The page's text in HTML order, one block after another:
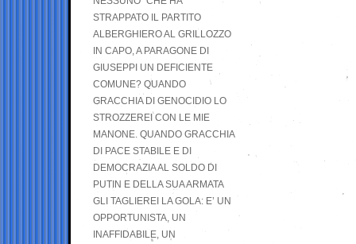
STRAPPATO IL PARTITO
ALBERGHIERO AL GRILLOZZO
IN CAPO, A PARAGONE DI
GIUSEPPI UN DEFICIENTE
COMUNE? QUANDO
GRACCHIA DI GENOCIDIO LO
STROZZEREI CON LE MIE
MANONE. QUANDO GRACCHIA
DI PACE STABILE E DI
DEMOCRAZIA AL SOLDO DI
PUTIN E DELLA SUA ARMATA
GLI TAGLIEREI LA GOLA: E’ UN
OPPORTUNISTA, UN
INAFFIDABILE, UN